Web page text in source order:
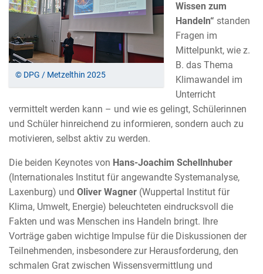
© DPG / Metzelthin 2025
Wissen zum
Handeln“ standen
Fragen im
Mittelpunkt, wie z.
B. das Thema
Klimawandel im
Unterricht
vermittelt werden kann – und wie es gelingt, Schülerinnen
und Schüler hinreichend zu informieren, sondern auch zu
motivieren, selbst aktiv zu werden.
Die beiden Keynotes von Hans-Joachim Schellnhuber
(Internationales Institut für angewandte Systemanalyse,
Laxenburg) und Oliver Wagner (Wuppertal Institut für
Klima, Umwelt, Energie) beleuchteten eindrucksvoll die
Fakten und was Menschen ins Handeln bringt. Ihre
Vorträge gaben wichtige Impulse für die Diskussionen der
Teilnehmenden, insbesondere zur Herausforderung, den
schmalen Grat zwischen Wissensvermittlung und